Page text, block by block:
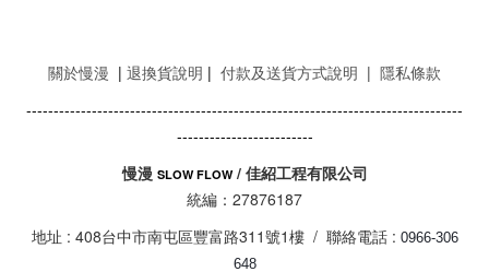
關於慢漫 | 退換貨說明 | 付款及送貨方式說明 | 隱私條款
--------------------------------------------------------------------------------
-------------------------
慢漫 SLOW FLOW/ 佳紹工程有限公司
統編：27876187
地址 : 408台中市南屯區豐富路311號1樓 / 聯絡電話 : 0966-306
648